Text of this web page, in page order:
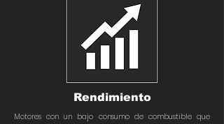
Rendimiento
Motores con un bajo consumo de combustible que